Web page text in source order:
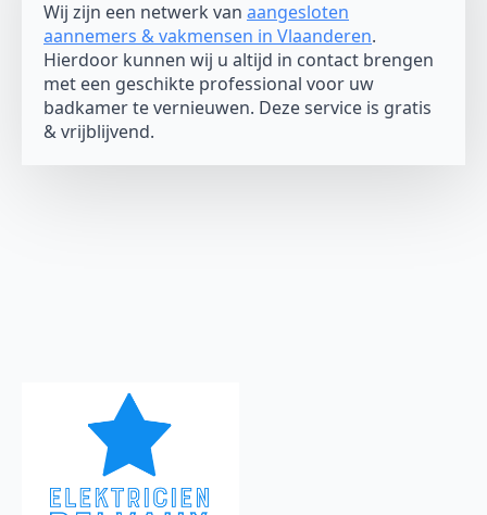
Wij zijn een netwerk van aangesloten
aannemers & vakmensen in Vlaanderen.
Hierdoor kunnen wij u altijd in contact brengen
met een geschikte professional voor uw
badkamer te vernieuwen. Deze service is gratis
& vrijblijvend.